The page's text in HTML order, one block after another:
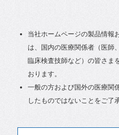
当社ホームページの製品情報
は、国内の医療関係者（医師
臨床検査技師など）の皆さま
おります。
一般の方および国外の医療関
したものではないことをご了